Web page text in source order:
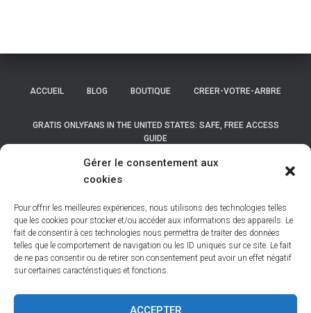
Gérer le consentement aux
cookies
Pour offrir les meilleures expériences, nous utilisons des technologies telles
que les cookies pour stocker et/ou accéder aux informations des appareils. Le
fait de consentir à ces technologies nous permettra de traiter des données
telles que le comportement de navigation ou les ID uniques sur ce site. Le fait
de ne pas consentir ou de retirer son consentement peut avoir un effet négatif
sur certaines caractéristiques et fonctions.
ACCEPTER
ACCUEIL BLOG BOUTIQUE CREER-VOTRE-ARBRE
GRATIS ONLYFANS IN THE UNITED STATES: SAFE, FREE ACCESS
GUIDE
LISTE DES COMMUNES DE BELGIQUE
LISTE DES COMMUNES DES HAUTS DE FRANCE MON COMPTE